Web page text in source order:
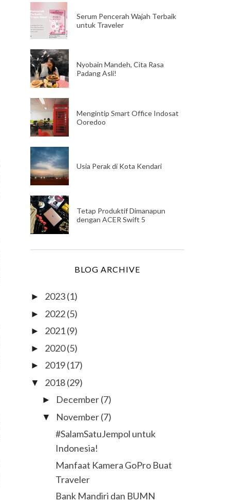
Serum Pencerah Wajah Terbaik
untuk Traveler
Nyobain Mandeh, Cita Rasa
Padang Asli!
Mengintip Smart Office Indosat
Ooredoo
Usia Perak di Kota Kendari
Tetap Produktif Dimanapun
dengan ACER Swift 5
BLOG ARCHIVE
► 2023(1)
► 2022(5)
► 2021(9)
► 2020(5)
► 2019(17)
▼ 2018(29)
► December (7)
▼ November (7)
#SalamSatuJempol untuk
Indonesia!
Manfaat Kamera GoPro Buat
Traveler
Bank Mandiri dan BUMN